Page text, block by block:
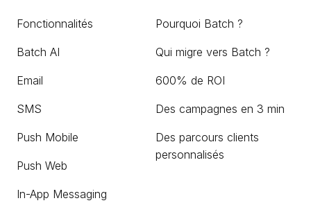
Fonctionnalités
Batch AI
Email
SMS
Push Mobile
Push Web
In-App Messaging
Pourquoi Batch ?
Qui migre vers Batch ?
600% de ROI
Des campagnes en 3 min
Des parcours clients
personnalisés